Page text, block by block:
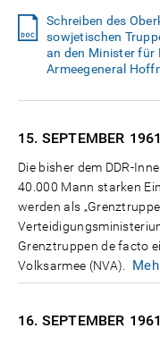
Schreiben des
sowjetischen
an den Minister für
Armeegeneral
15. SEPTEMBER 1961
Die bisher dem DDR-
40.000 Mann starken
werden als
Grenztruppen de facto
Volksarmee (NVA).
16. SEPTEMBER 1961